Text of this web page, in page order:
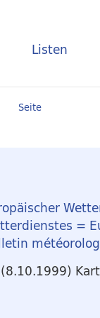
Listen
Seite
=